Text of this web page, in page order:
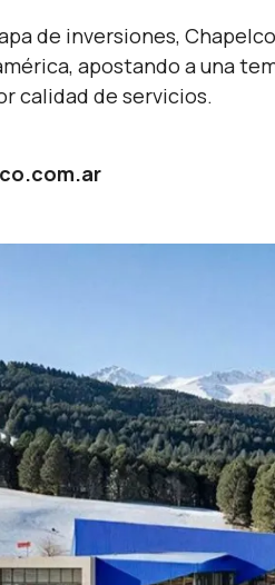
de inversiones,
apostando a una
calidad de servicios.